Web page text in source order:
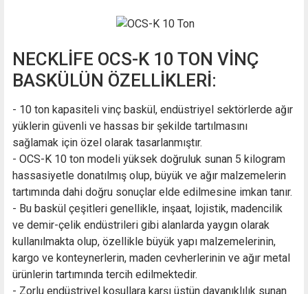
NECKLİFE OCS-K 10 TON VİNÇ
BASKÜLÜN ÖZELLİKLERİ:
- 10 ton kapasiteli vinç baskül, endüstriyel sektörlerde ağır
yüklerin güvenli ve hassas bir şekilde tartılmasını
sağlamak için özel olarak tasarlanmıştır.
- OCS-K 10 ton modeli yüksek doğruluk sunan 5 kilogram
hassasiyetle donatılmış olup, büyük ve ağır malzemelerin
tartımında dahi doğru sonuçlar elde edilmesine imkan tanır.
- Bu baskül çeşitleri genellikle, inşaat, lojistik, madencilik
ve demir-çelik endüstrileri gibi alanlarda yaygın olarak
kullanılmakta olup, özellikle büyük yapı malzemelerinin,
kargo ve konteynerlerin, maden cevherlerinin ve ağır metal
ürünlerin tartımında tercih edilmektedir.
- Zorlu endüstriyel koşullara karşı üstün dayanıklılık sunan